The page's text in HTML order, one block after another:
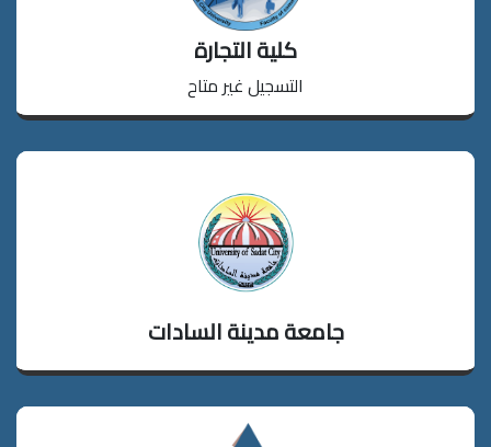
كلية التجارة
التسجيل غير متاح
جامعة مدينة السادات
تسجيل